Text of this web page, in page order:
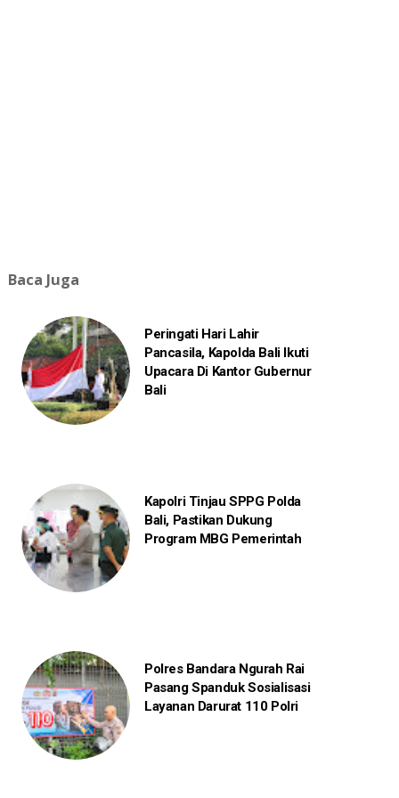
Baca Juga
Peringati Hari Lahir
Pancasila, Kapolda Bali Ikuti
Upacara Di Kantor Gubernur
Bali
Kapolri Tinjau SPPG Polda
Bali, Pastikan Dukung
Program MBG Pemerintah
Polres Bandara Ngurah Rai
Pasang Spanduk Sosialisasi
Layanan Darurat 110 Polri